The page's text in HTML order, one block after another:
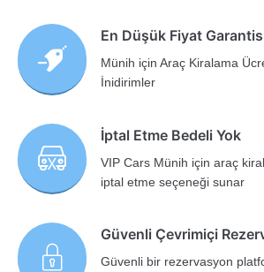
En Düşük Fiyat
Münih için Araç Kiralama
İnidirimler
İptal Etme Bedeli Yok
VIP Cars Münih için araç
iptal etme seçeneği sunar
Güvenli Çevrimiçi
Güvenli bir rezervasyon